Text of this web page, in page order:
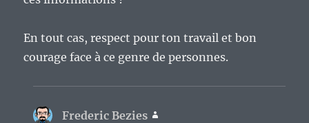
En tout cas, respect pour ton travail et bon
courage face à ce genre de personnes.
Frederic Bezies